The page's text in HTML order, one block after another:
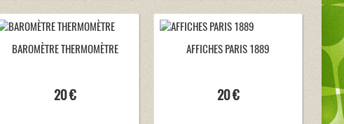
BAROMÈTRE THERMOMÈTRE
20 €
AFFICHES PARIS 1889
20 €